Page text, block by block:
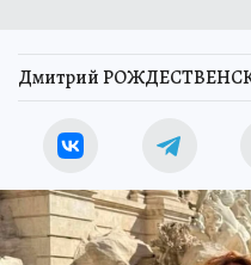
Дмитрий